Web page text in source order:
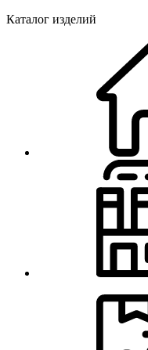
Каталог изделий